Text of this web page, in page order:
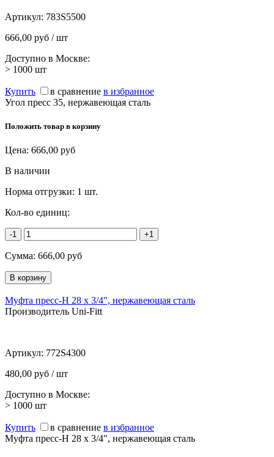
Артикул: 783S5500
666,00 руб / шт
Доступно в Москве:
> 1000 шт
Купить в сравнение в избранное
Угол пресс 35, нержавеющая сталь
Положить товар в корзину
Цена: 666,00 руб
В наличии
Норма отгрузки: 1 шт.
Кол-во единиц:
-1 +1
Сумма: 666,00 руб
Муфта пресс-Н 28 х 3/4", нержавеющая сталь
Производитель Uni-Fitt
Артикул: 772S4300
480,00 руб / шт
Доступно в Москве:
> 1000 шт
Купить в сравнение в избранное
Муфта пресс-Н 28 х 3/4", нержавеющая сталь